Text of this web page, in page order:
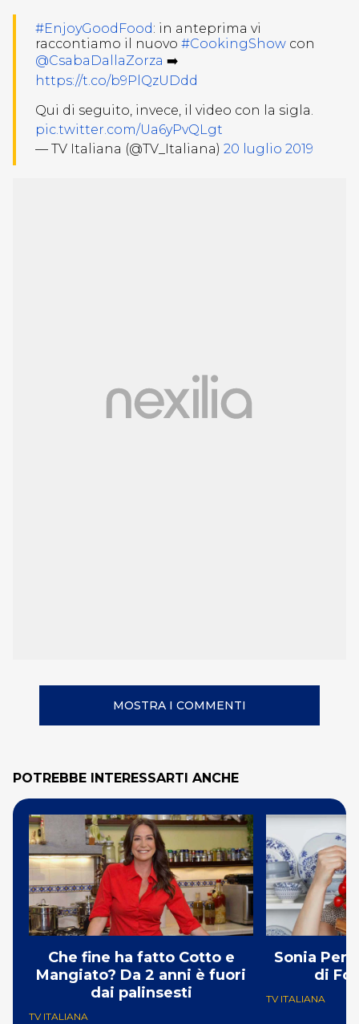
#EnjoyGoodFood: in anteprima vi
raccontiamo il nuovo #CookingShow con
@CsabaDallaZorza ➡️
https://t.co/b9PlQzUDdd
Qui di seguito, invece, il video con la sigla.
pic.twitter.com/Ua6yPvQLgt
— TV Italiana (@TV_Italiana) 20 luglio 2019
MOSTRA I COMMENTI
POTREBBE INTERESSARTI ANCHE
Che fine ha fatto Cotto e
Mangiato? Da 2 anni è fuori
dai palinsesti
TV ITALIANA
Sonia
di
TV ITALIANA